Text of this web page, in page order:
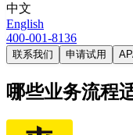
中文
English
400-001-8136
联系我们 申请试用
哪些业务流程